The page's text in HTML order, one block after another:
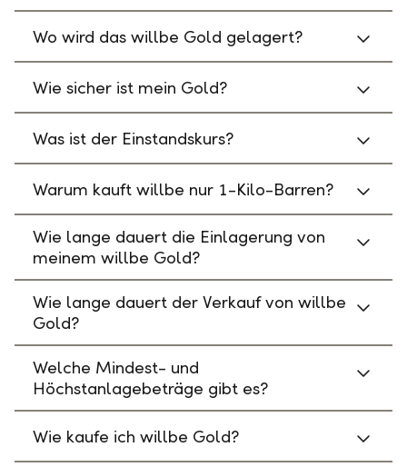
Wo wird das willbe Gold gelagert?
Wie sicher ist mein Gold?
Was ist der Einstandskurs?
Warum kauft willbe nur 1-Kilo-Barren?
Wie lange dauert die Einlagerung von
meinem willbe Gold?
Wie lange dauert der Verkauf von willbe
Gold?
Welche Mindest- und
Höchstanlagebeträge gibt es?
Wie kaufe ich willbe Gold?